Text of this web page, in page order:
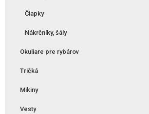
Čiapky
Nákrčníky, šály
Okuliare pre rybárov
Tričká
Mikiny
Vesty